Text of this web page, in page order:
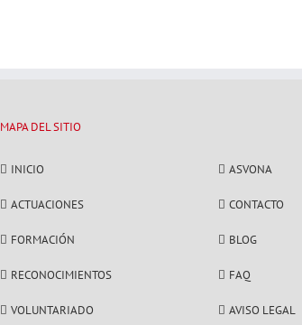
MAPA DEL SITIO
INICIO
ACTUACIONES
FORMACIÓN
RECONOCIMIENTOS
VOLUNTARIADO
ASVONA
CONTACTO
BLOG
FAQ
AVISO LEGAL